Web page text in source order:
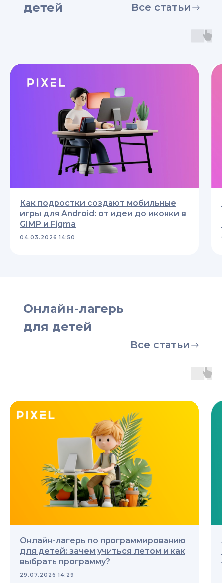
детей
Все статьи
Как подростки создают мобильные
игры для Android: от идеи до иконки в
GIMP и Figma
04.03.2026 14:50
Онлайн-лагерь
для детей
Все статьи
Онлайн-лагерь по программированию
для детей: зачем учиться летом и как
выбрать программу?
29.07.2026 14:29